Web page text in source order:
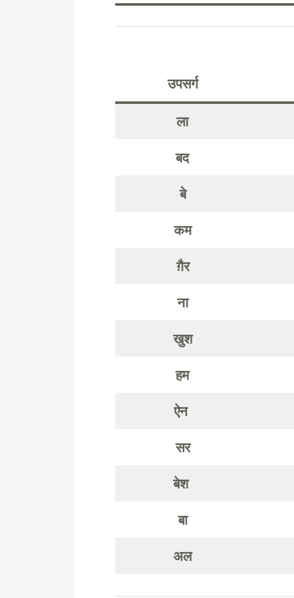
उपसर्ग
ला
बद
बे
कम
ग़ैर
ना
खुश
हम
ऐन
सर
बेश
बा
अल